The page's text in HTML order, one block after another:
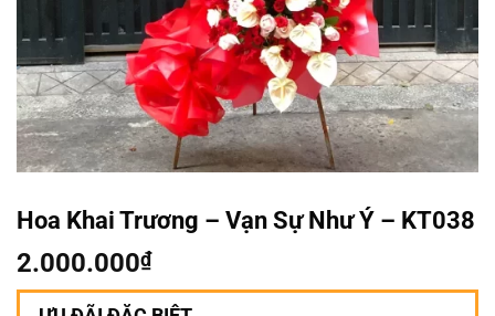
Hoa Khai Trương – Vạn Sự Như Ý – KT038
2.000.000₫